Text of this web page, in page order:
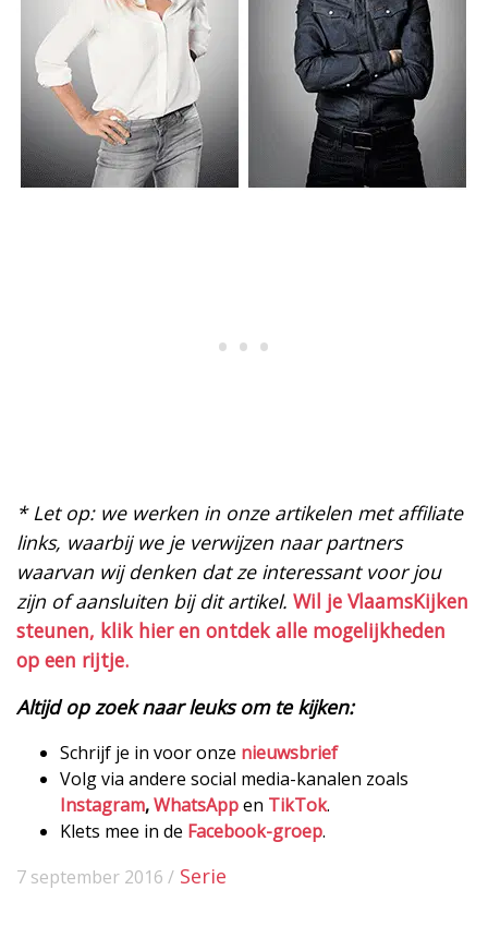
* Let op: we werken in onze artikelen met affiliate
links, waarbij we je verwijzen naar partners
waarvan wij denken dat ze interessant voor jou
zijn of aansluiten bij dit artikel. Wil je VlaamsKijken
steunen, klik hier en ontdek alle mogelijkheden
op een rijtje.
Altijd op zoek naar leuks om te kijken:
Schrijf je in voor onze nieuwsbrief
Volg via andere social media-kanalen zoals
Instagram,WhatsAppen TikTok.
Klets mee in de Facebook-groep.
7 september 2016 / Serie